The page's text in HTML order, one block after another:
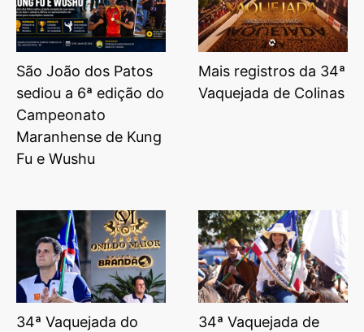
São João dos Patos
sediou a 6ª edição do
Campeonato
Maranhense de Kung
Fu e Wushu
Mais registros da 34ª
Vaquejada de Colinas
34ª Vaquejada do
34ª Vaquejada de